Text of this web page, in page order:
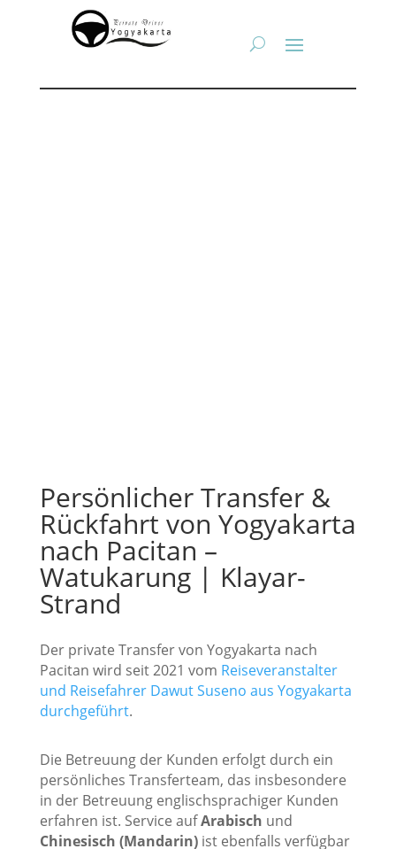
Persönlicher Transfer &
Rückfahrt von Yogyakarta
nach Pacitan –
Watukarung | Klayar-
Strand
Der private Transfer von Yogyakarta nach
Pacitan wird seit 2021 vom Reiseveranstalter
und Reisefahrer Dawut Suseno aus Yogyakarta
durchgeführt.
Die Betreuung der Kunden erfolgt durch ein
persönliches Transferteam, das insbesondere
in der Betreuung englischsprachiger Kunden
erfahren ist. Service aufArabisch und
Chinesisch (Mandarin)ist ebenfalls verfügbar